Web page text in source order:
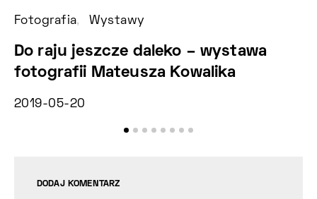
Fotografia Wystawy
Do raju jeszcze daleko – wystawa
fotografii Mateusza Kowalika
2019-05-20
DODAJ KOMENTARZ